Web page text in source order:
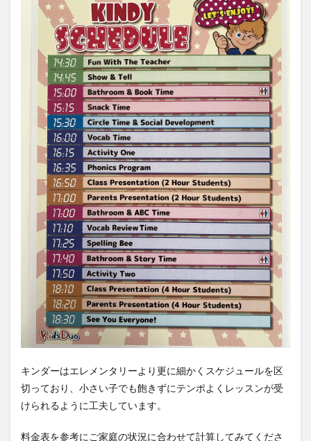
キンダーはエレメンタリーより更に細かくスケジュールを区
切っており、小さい子でも飽きずにテンポよくレッスンが受
けられるように工夫しています。
料金表を参考にご家庭の状況に合わせて計算してみてくださ